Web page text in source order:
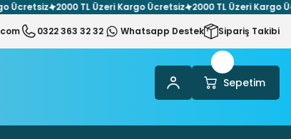
2000 TL Üzeri Kargo Ücretsiz 2000 TL Üzeri Kargo
0322 363 32 32 Whatsapp Destek Sipariş Takibi
Sepetim